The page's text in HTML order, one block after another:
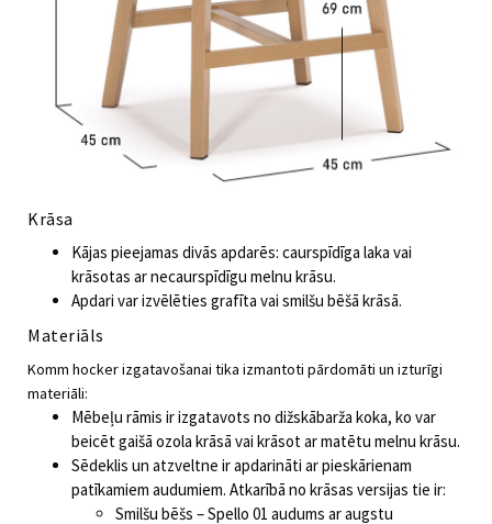
Krāsa
Kājas pieejamas divās apdarēs: caurspīdīga laka vai
krāsotas ar necaurspīdīgu melnu krāsu.
Apdari var izvēlēties grafīta vai smilšu bēšā krāsā.
Materiāls
Komm hocker izgatavošanai tika izmantoti pārdomāti un izturīgi
materiāli:
Mēbeļu rāmis ir izgatavots no dižskābarža koka, ko var
beicēt ​​gaišā ozola krāsā vai krāsot ar matētu melnu krāsu.
Sēdeklis un atzveltne ir apdarināti ar pieskārienam
patīkamiem audumiem. Atkarībā no krāsas versijas tie ir:
Smilšu bēšs – Spello 01 audums ar augstu